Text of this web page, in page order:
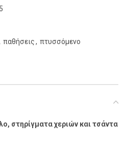
παθήσεις, πτυσσόμενο
στηρίγματα χεριών και τσάντα